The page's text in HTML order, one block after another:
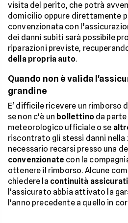
visita del perito, che potrà
domicilio oppure direttamente
convenzionata con
dei danni subiti sarà possibile
riparazioni previste,
della propria auto.
Quando non è valida
grandine
E' difficile ricevere un rimborso
se non c'è un bollettinoda parte
meteorologico ufficiale o se
riscontrato gli stessi danni nella
necessario recarsi presso una
convenzionate con la
ottenere il rimborso. Alcune
chiedere la continuità
l'assicurato abbia attivato la
l'anno precedente a quello in